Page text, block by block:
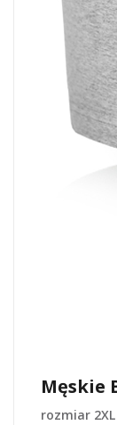
Męskie
rozmiar 2XL